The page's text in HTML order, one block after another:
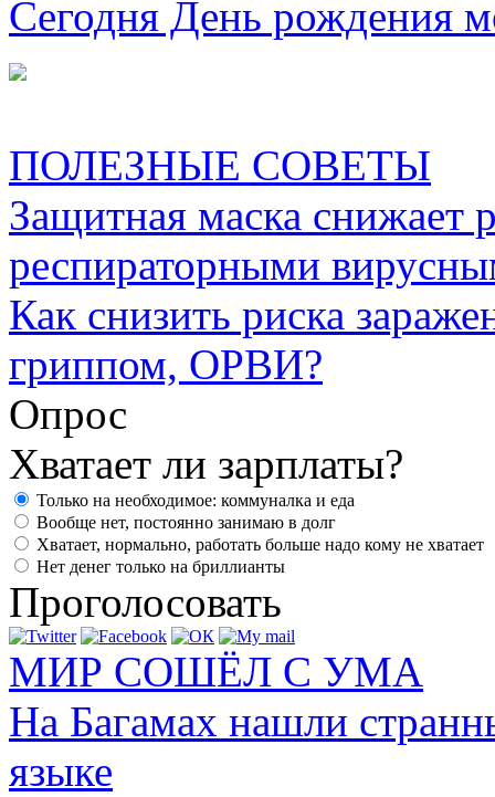
Сегодня День рождения
ПОЛЕЗНЫЕ СОВЕТЫ
Защитная маска снижает
респираторными
Как снизить риска
гриппом, ОРВИ?
Опрос
Хватает ли зарплаты?
Только на необходимое: коммуналка и еда
Вообще нет, постоянно занимаю в долг
Хватает, нормально, работать больше надо кому не хватает
Нет денег только на бриллианты
Проголосовать
МИР СОШЁЛ С УМА
На Багамах нашли
языке